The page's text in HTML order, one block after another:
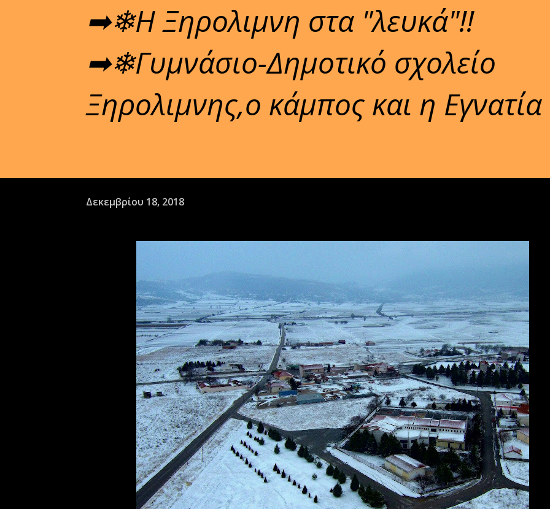
➡❄Η Ξηρολιμνη στα "λευκά"!!
➡❄Γυμνάσιο-Δημοτικό σχολείο
Ξηρολιμνης,ο κάμπος και η
Δεκεμβρίου 18, 2018